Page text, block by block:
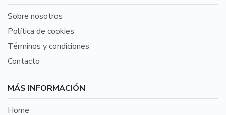
Sobre nosotros
Política de cookies
Términos y condiciones
Contacto
MÁS INFORMACIÓN
Home